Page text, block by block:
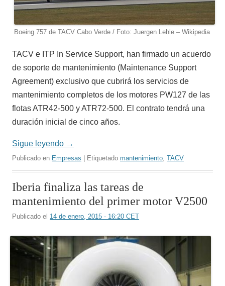
Boeing 757 de TACV Cabo Verde / Foto: Juergen Lehle – Wikipedia
TACV e ITP In Service Support, han firmado un acuerdo
de soporte de mantenimiento (Maintenance Support
Agreement) exclusivo que cubrirá los servicios de
mantenimiento completos de los motores PW127 de las
flotas ATR42-500 y ATR72-500. El contrato tendrá una
duración inicial de cinco años.
Sigue leyendo →
Publicado en Empresas | Etiquetado mantenimiento, TACV
Iberia finaliza las tareas de
mantenimiento del primer motor V2500
Publicado el 14 de enero, 2015 - 16:20 CET